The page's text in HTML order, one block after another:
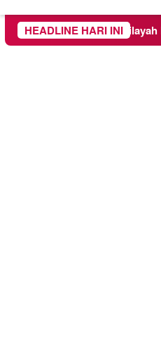
HEADLINE HARI INI
Meluas ke Wilayah